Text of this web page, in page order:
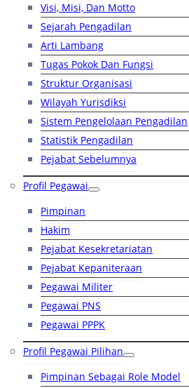
Visi, Misi, Dan Motto
Sejarah Pengadilan
Arti Lambang
Tugas Pokok Dan Fungsi
Struktur Organisasi
Wilayah Yurisdiksi
Sistem Pengelolaan Pengadilan
Statistik Pengadilan
Pejabat Sebelumnya
Profil Pegawai
Pimpinan
Hakim
Pejabat Kesekretariatan
Pejabat Kepaniteraan
Pegawai Militer
Pegawai PNS
Pegawai PPPK
Profil Pegawai Pilihan
Pimpinan Sebagai Role Model